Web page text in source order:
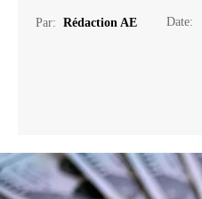
Par: Rédaction AE Date: